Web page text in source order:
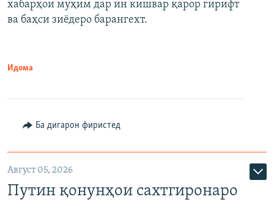
720p 1080p
хабарҳои муҳим дар ин кишвар қарор гирифт
ва баҳси зиёдеро барангехт.
Идома
Ба дигарон фиристед
Август 05, 2026
Путин қонунҳои сахтгиронаро